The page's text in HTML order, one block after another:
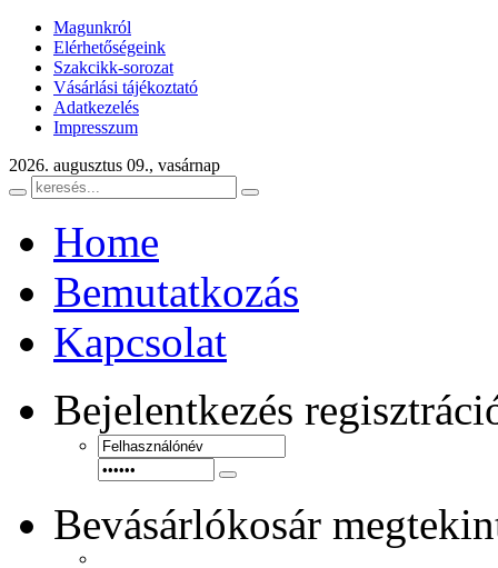
Magunkról
Elérhetőségeink
Szakcikk-sorozat
Vásárlási tájékoztató
Adatkezelés
Impresszum
2026. augusztus 09., vasárnap
Home
Bemutatkozás
Kapcsolat
Bejelentkezés
Bevásárlókosár